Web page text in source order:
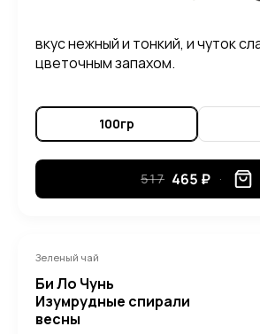
вкус нежный и тонкий, и чуток
цветочным запахом.
100гр
517 465 ₽
Зеленый чай
Би Ло Чунь
Изумрудные спирали
весны